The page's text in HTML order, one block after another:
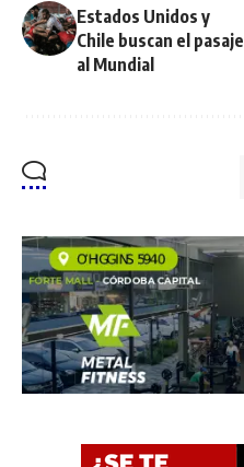
Estados Unidos y
Chile buscan el pasaje
al Mundial